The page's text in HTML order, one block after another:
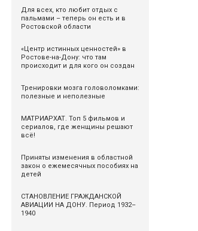
Для всех, кто любит отдых с
пальмами – теперь он есть и в
Ростовской области
«Центр истинных ценностей» в
Ростове-на-Дону: что там
происходит и для кого он создан
Тренировки мозга головоломками:
полезные и неполезные
МАТРИАРХАТ. Топ 5 фильмов и
сериалов, где женщины решают
всё!
Приняты изменения в областной
закон о ежемесячных пособиях на
детей
СТАНОВЛЕНИЕ ГРАЖДАНСКОЙ
АВИАЦИИ НА ДОНУ. Период 1932–
1940